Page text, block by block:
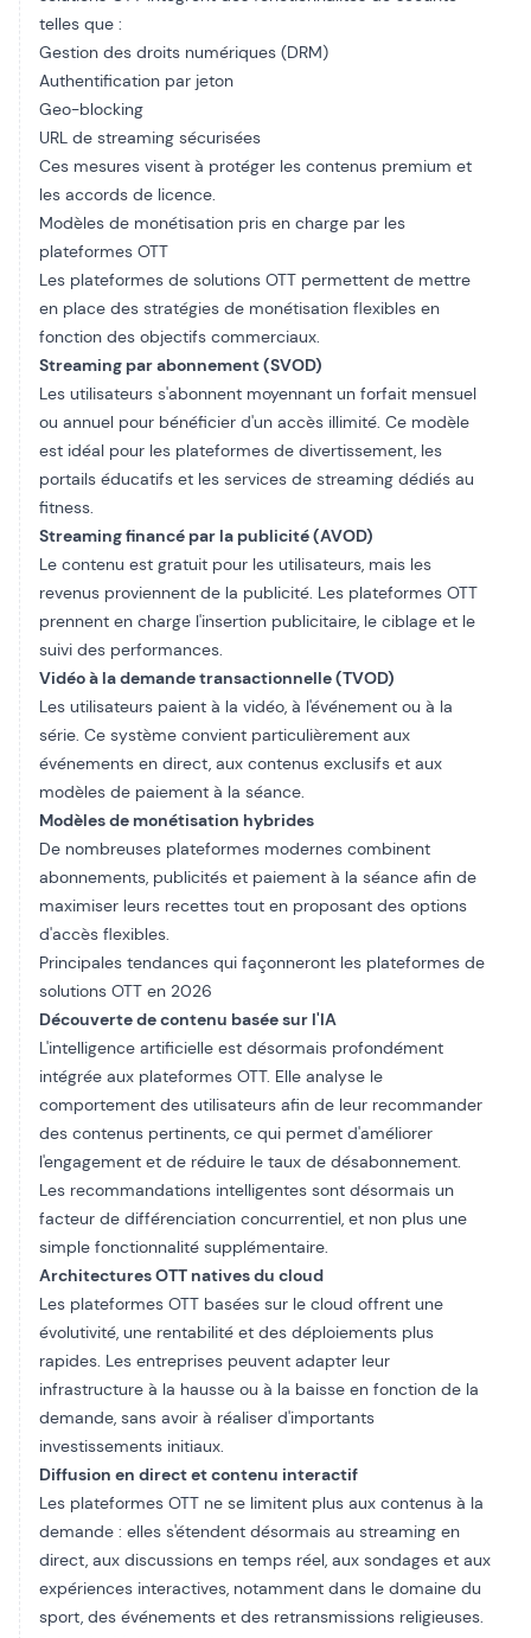
telles que :
Gestion des droits numériques (DRM)
Authentification par jeton
Geo-blocking
URL de streaming sécurisées
Ces mesures visent à protéger les contenus premium et
les accords de licence.
Modèles de monétisation pris en charge par les
plateformes OTT
Les plateformes de solutions OTT permettent de mettre
en place des stratégies de monétisation flexibles en
fonction des objectifs commerciaux.
Streaming par abonnement (SVOD)
Les utilisateurs s'abonnent moyennant un forfait mensuel
ou annuel pour bénéficier d'un accès illimité. Ce modèle
est idéal pour les plateformes de divertissement, les
portails éducatifs et les services de streaming dédiés au
fitness.
Streaming financé par la publicité (AVOD)
Le contenu est gratuit pour les utilisateurs, mais les
revenus proviennent de la publicité. Les plateformes OTT
prennent en charge l'insertion publicitaire, le ciblage et le
suivi des performances.
Vidéo à la demande transactionnelle (TVOD)
Les utilisateurs paient à la vidéo, à l'événement ou à la
série. Ce système convient particulièrement aux
événements en direct, aux contenus exclusifs et aux
modèles de paiement à la séance.
Modèles de monétisation hybrides
De nombreuses plateformes modernes combinent
abonnements, publicités et paiement à la séance afin de
maximiser leurs recettes tout en proposant des options
d'accès flexibles.
Principales tendances qui façonneront les plateformes de
solutions OTT en 2026
Découverte de contenu basée sur l'IA
L'intelligence artificielle est désormais profondément
intégrée aux plateformes OTT. Elle analyse le
comportement des utilisateurs afin de leur recommander
des contenus pertinents, ce qui permet d'améliorer
l'engagement et de réduire le taux de désabonnement.
Les recommandations intelligentes sont désormais un
facteur de différenciation concurrentiel, et non plus une
simple fonctionnalité supplémentaire.
Architectures OTT natives du cloud
Les plateformes OTT basées sur le cloud offrent une
évolutivité, une rentabilité et des déploiements plus
rapides. Les entreprises peuvent adapter leur
infrastructure à la hausse ou à la baisse en fonction de la
demande, sans avoir à réaliser d'importants
investissements initiaux.
Diffusion en direct et contenu interactif
Les plateformes OTT ne se limitent plus aux contenus à la
demande : elles s'étendent désormais au streaming en
direct, aux discussions en temps réel, aux sondages et aux
expériences interactives, notamment dans le domaine du
sport, des événements et des retransmissions religieuses.